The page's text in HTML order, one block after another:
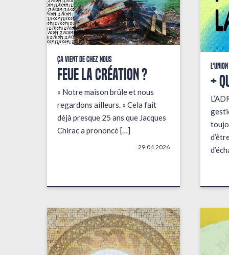
Ça vient de chez nous
FEUE LA CRÉATION ?
« Notre maison brûle et nous
regardons ailleurs. » Cela fait
déjà presque 25 ans que Jacques
Chirac a prononcé […]
29.04.2026
+